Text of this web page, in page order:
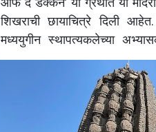
शिखराची छायाचित्रे दिली
मध्ययुगीन स्थापत्यकलेच्या